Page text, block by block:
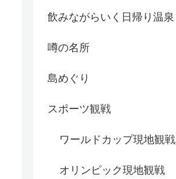
飲みながらいく日帰り温泉
噂の名所
島めぐり
スポーツ観戦
ワールドカップ現地観戦
オリンピック現地観戦